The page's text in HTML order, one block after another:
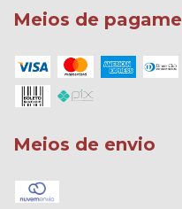
Meios de
Meios de envio